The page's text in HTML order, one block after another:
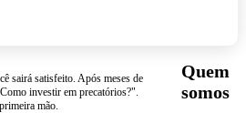
sairá satisfeito. Após meses de
investir em precatórios?".
mão.
Quem
somos